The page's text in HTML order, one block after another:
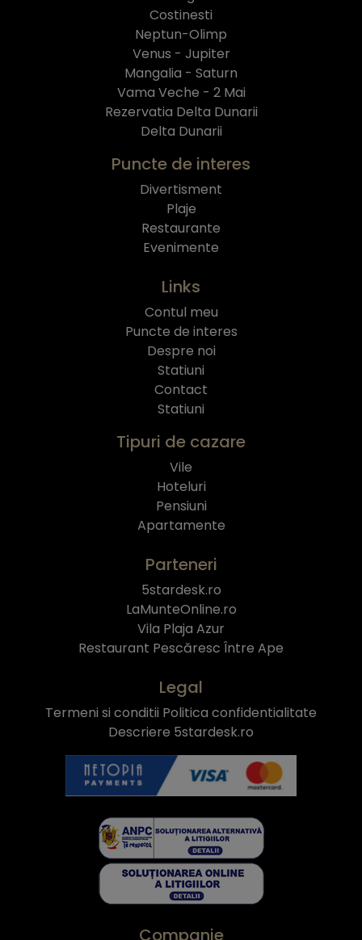
Costinesti
Neptun-Olimp
Venus - Jupiter
Mangalia - Saturn
Vama Veche - 2 Mai
Rezervatia Delta Dunarii
Delta Dunarii
Puncte de interes
Divertisment
Plaje
Restaurante
Evenimente
Links
Contul meu
Puncte de interes
Despre noi
Statiuni
Contact
Statiuni
Tipuri de cazare
Vile
Hoteluri
Pensiuni
Apartamente
Parteneri
5stardesk.ro
LaMunteOnline.ro
Vila Plaja Azur
Restaurant Pescăresc Între Ape
Legal
Termeni si conditii Politica confidentialitate
Descriere 5stardesk.ro
Companie